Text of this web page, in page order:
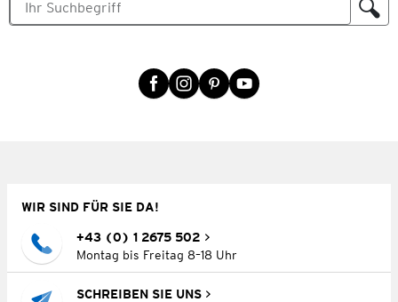
WIR SIND FÜR SIE DA!
+43 (0) 1 2675 502
Montag bis Freitag 8–18 Uhr
SCHREIBEN SIE UNS